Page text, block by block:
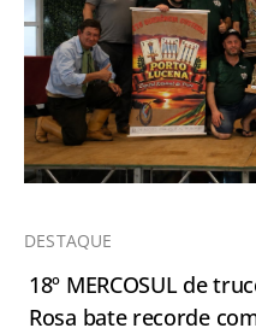
DESTAQUE
18º MERCOSUL de
Rosa bate recorde